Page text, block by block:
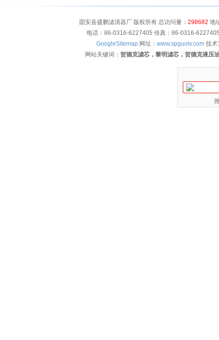
固安县盛鹏滤清器厂 版权所有 总访问量： 298682 地
电话：86-0316-6227405 传真：86-0316-
GoogleSitemap 网址： www.spguolv.com 技术
网站关键词： 贺德克滤芯，黎明滤芯，贺德克液压